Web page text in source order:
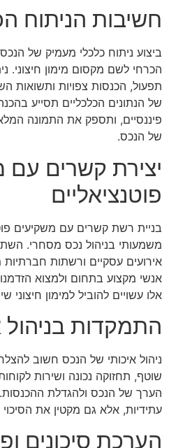
חשיבות הניתוח
ביצוע ניתוח כלכלי מעמיק של
הכרחי לשם מקסום מימון חיצוני.
תפעול, הכנסות צפויות
של הנתונים הכלכליים תסייע
פיננסיים, ותספק את התמונה
של הנכס.
יצירת קשרים עם
פוטנציאליים
בניית רשת קשרים עם משקיעים
משמעותי בניהול נכס מסחרי.
אירועים עסקיים ורשתות
אנשי מקצוע בתחום ולמצוא
אלו עשויים להוביל למימון
התמקדות בניהול
ניהול איכותי של הנכס חשוב
שוטף, תחזוקה נכונה ושירות
הערך של הנכס ולהגדלת ההכנסות.
עתידיות, אלא גם מקטין את הסיכוי
הערכת סיכונים